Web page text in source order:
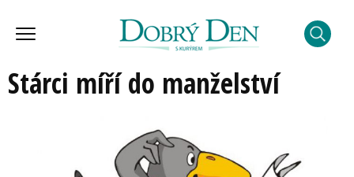
Stárci míří do manželství